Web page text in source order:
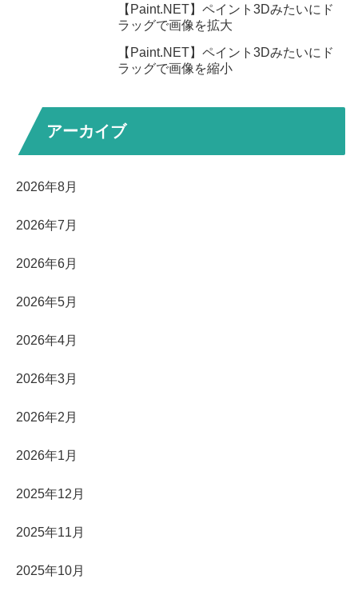
【Paint.NET】ペイント3Dみたいにド
ラッグで画像を拡大
【Paint.NET】ペイント3Dみたいにド
ラッグで画像を縮小
アーカイブ
2026年8月
2026年7月
2026年6月
2026年5月
2026年4月
2026年3月
2026年2月
2026年1月
2025年12月
2025年11月
2025年10月